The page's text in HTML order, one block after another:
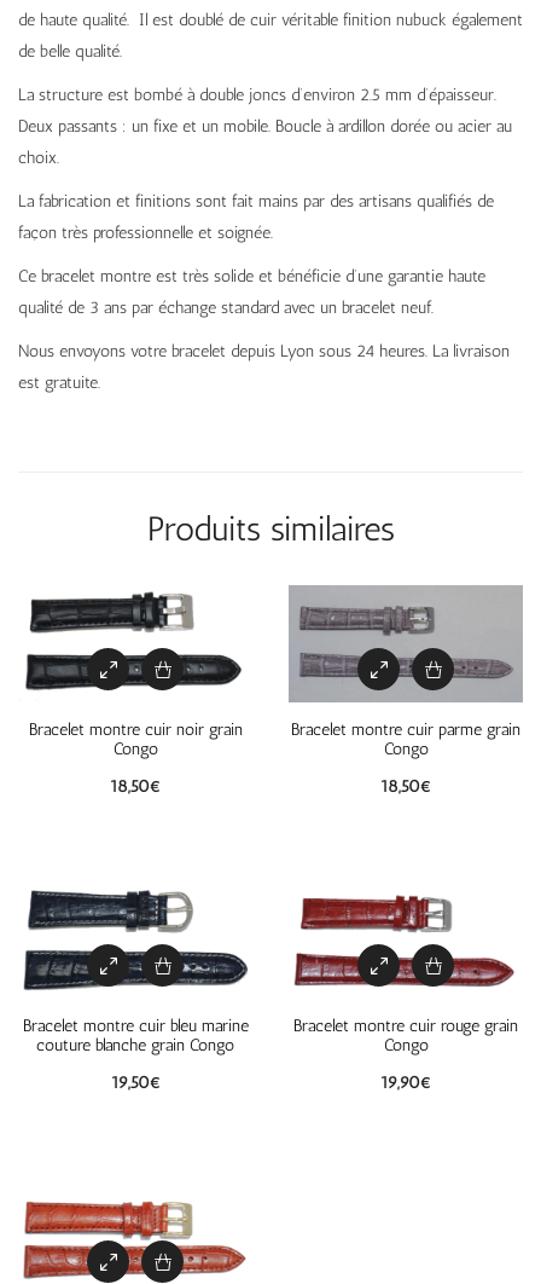
de haute qualité. Il est doublé de cuir véritable finition nubuck également
de belle qualité.
La structure est bombé à double joncs d’environ 2.5 mm d’épaisseur.
Deux passants : un fixe et un mobile. Boucle à ardillon dorée ou acier au
choix.
La fabrication et finitions sont fait mains par des artisans qualifiés de
façon très professionnelle et soignée.
Ce bracelet montre est très solide et bénéficie d’une garantie haute
qualité de 3 ans par échange standard avec un bracelet neuf.
Nous envoyons votre bracelet depuis Lyon sous 24 heures. La livraison
est gratuite.
Produits similaires
Bracelet montre cuir noir grain
Congo
18,50€
Bracelet montre cuir parme grain
Congo
18,50€
Bracelet montre cuir bleu marine
couture blanche grain Congo
19,50€
Bracelet montre cuir rouge grain
Congo
19,90€